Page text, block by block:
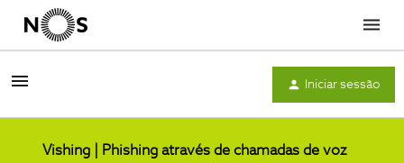
Menu
Iniciar sessão
Vishing | Phishing através de chamadas de voz